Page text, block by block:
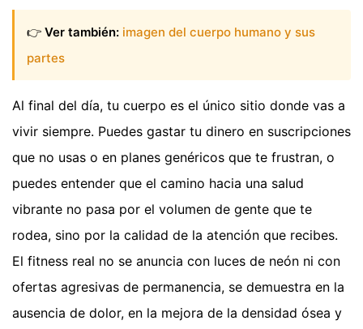
👉 Ver también: imagen del cuerpo humano y sus
partes
Al final del día, tu cuerpo es el único sitio donde vas a
vivir siempre. Puedes gastar tu dinero en suscripciones
que no usas o en planes genéricos que te frustran, o
puedes entender que el camino hacia una salud
vibrante no pasa por el volumen de gente que te
rodea, sino por la calidad de la atención que recibes.
El fitness real no se anuncia con luces de neón ni con
ofertas agresivas de permanencia, se demuestra en la
ausencia de dolor, en la mejora de la densidad ósea y